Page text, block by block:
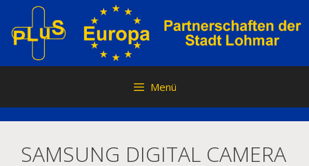
Inhalt
springen
Menü
SAMSUNG DIGITAL CAMERA